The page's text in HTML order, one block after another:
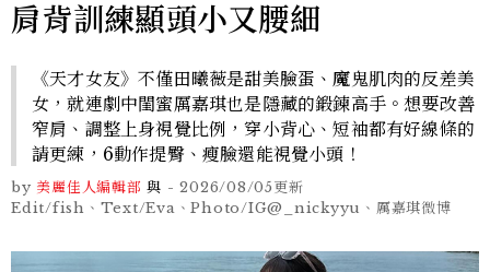
肩背訓練顯頭小又腰細
《天才女友》不僅田曦薇是甜美臉蛋、魔鬼肌肉的反差美
女，就連劇中閨蜜厲嘉琪也是隱藏的鍛鍊高手。想要改善
窄肩、調整上身視覺比例，穿小背心、短袖都有好線條的
請更練，6動作提臀、瘦臉還能視覺小頭！
by 美麗佳人編輯部 與 -2026/08/05更新
Edit/fish、Text/Eva、Photo/IG@_nickyyu、厲嘉琪微博